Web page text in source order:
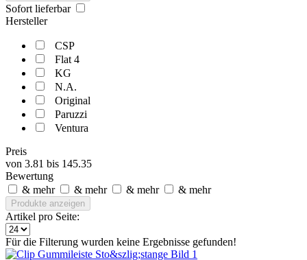
Sofort lieferbar
Hersteller
CSP
Flat 4
KG
N.A.
Original
Paruzzi
Ventura
Preis
von 3.81 bis 145.35
Bewertung
& mehr
& mehr & mehr & mehr
Produkte anzeigen
Artikel pro Seite:
Für die Filterung wurden keine Ergebnisse gefunden!